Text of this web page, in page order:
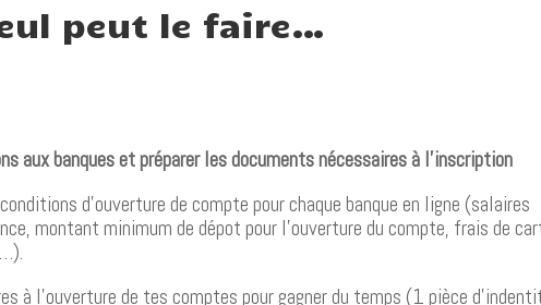
peut le faire…
aux banques et préparer les documents nécessaires à l’inscription
d’ouverture de compte pour chaque banque en ligne (salaires
montant minimum de dépot pour l’ouverture du compte, frais de
à l’ouverture de tes comptes pour gagner du temps (1 pièce